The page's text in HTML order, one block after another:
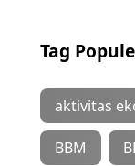
Tag
aktivitas
BBM